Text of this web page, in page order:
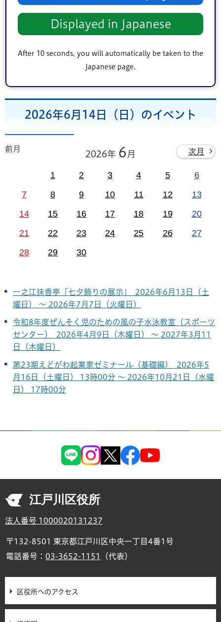
Displayed in Japanese
After 10 seconds, you will automatically be taken to the
Japanese page.
小岩地区 東部地区 鹿骨地区
キーワード検索
2026年6月14日（日）のイベント
前月
2026年 6 月 次月
1 2 3 4 5
6
7
8 9 10 11 12
13
14
15 16 17 18 19
20
21
22 23 24 25 26
27
28
29 30
一之江抹香亭「七夕飾りの展示」 2026年6月13日（土
曜日） ～ 2026年7月7日（火曜日）
令和8年度ぜんそく児のための風の子水泳教室（スポーツ
センター） 2026年4月9日（木曜日） ～ 2027年3月11
日（木曜日）
第23期えどがわ起業家ゼミナール（基礎編） 2026年5
月16日（土曜日） 13時00分 ～ 2026年10月21日（水曜
日） 17時00分
江戸川区役所
法人番号 1000020131237
〒132-8501 東京都江戸川区中央一丁目4番1号
電話番号： 03-3652-1151 （代表）
区役所へのアクセス